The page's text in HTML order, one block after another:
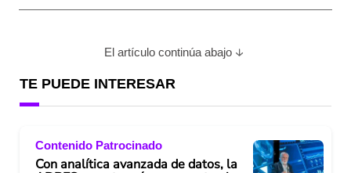
El artículo continúa abajo
TE PUEDE INTERESAR
Contenido Patrocinado
Con analítica avanzada de datos, la